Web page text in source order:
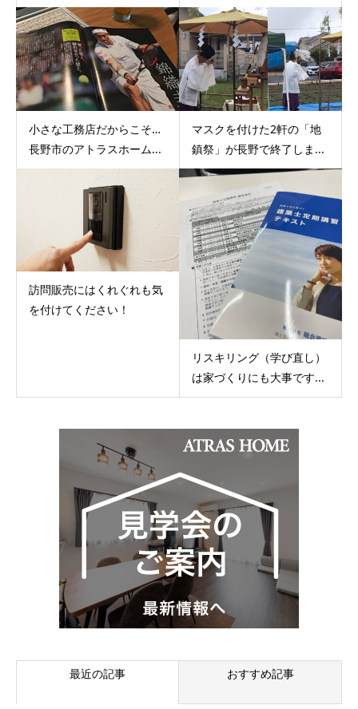
小さな工務店だからこそ…
長野市のアトラスホーム...
マスクを付けた2軒の「地
鎮祭」が長野で終了しま...
訪問販売にはくれぐれも気
を付けてください！
リスキリング（学び直し）
は家づくりにも大事です...
最近の記事 おすすめ記事